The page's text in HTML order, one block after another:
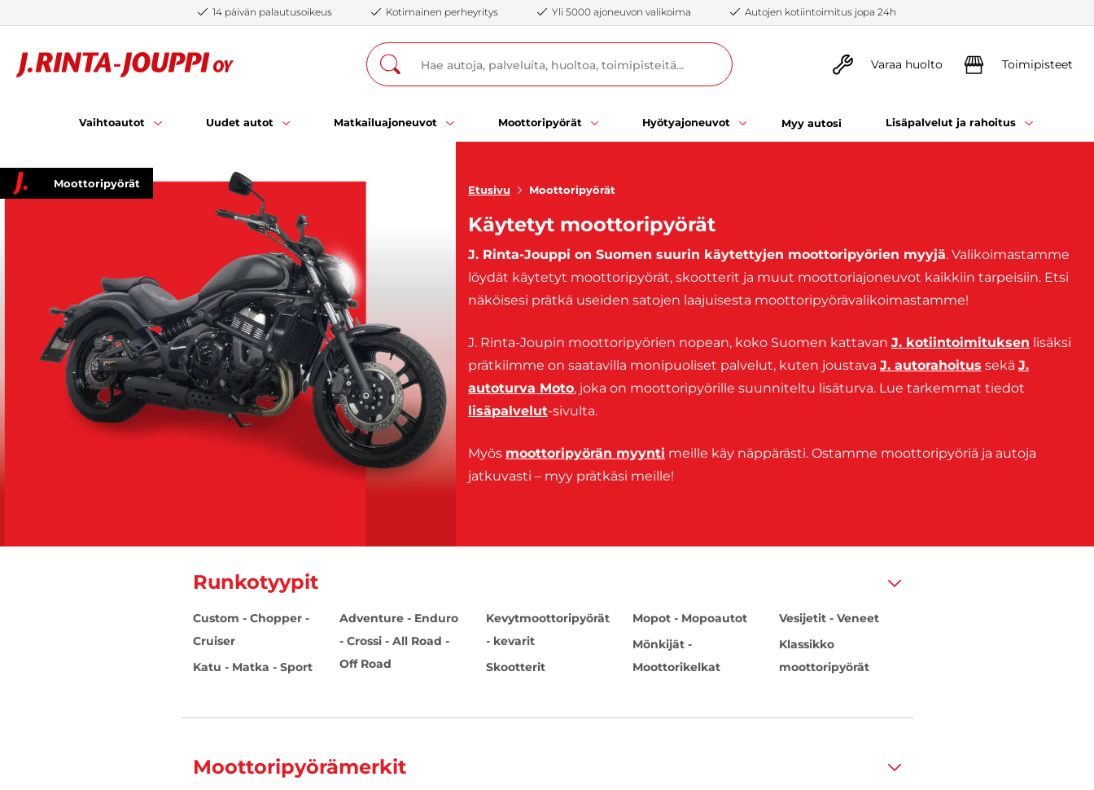
14 päivän palautusoikeus Kotimainen perheyritys Yli 5000 ajoneuvon valikoima Autojen kotiintoimitus jopa 24h
Varaa huolto Toimipisteet
Vaihtoautot Uudet autot Matkailuajoneuvot Moottoripyörät Hyötyajoneuvot Myy autosi Lisäpalvelut ja rahoitus
Moottoripyörät
Etusivu Moottoripyörät
Käytetyt moottoripyörät
J. Rinta-Jouppi on Suomen suurin käytettyjen moottoripyörien myyjä. Valikoimastamme
löydät käytetyt moottoripyörät, skootterit ja muut moottoriajoneuvot kaikkiin tarpeisiin. Etsi
näköisesi prätkä useiden satojen laajuisesta moottoripyörävalikoimastamme!
J. Rinta-Joupin moottoripyörien nopean, koko Suomen kattavan J. kotiintoimituksen lisäksi
prätkiimme on saatavilla monipuoliset palvelut, kuten joustava J. autorahoitus sekä J.
autoturva Moto, joka on moottoripyörille suunniteltu lisäturva. Lue tarkemmat tiedot
lisäpalvelut-sivulta.
Myös moottoripyörän myynti meille käy näppärästi. Ostamme moottoripyöriä ja autoja
jatkuvasti – myy prätkäsi meille!
Runkotyypit
Custom - Chopper -
Cruiser
Katu - Matka - Sport
Adventure - Enduro
- Crossi - All Road -
Off Road
Kevytmoottoripyörät
- kevarit
Skootterit
Mopot - Mopoautot
Mönkijät -
Moottorikelkat
Vesijetit - Veneet
Klassikko
moottoripyörät
Moottoripyörämerkit